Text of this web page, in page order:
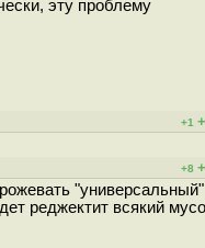
эту проблему
+1 +
+8 +
"универсальный"
реджектит всякий